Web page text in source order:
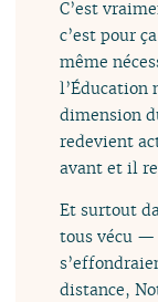
C’est
c’est pour
même
l’Éducation
dimension
redevient
avant et il
Et surtout
tous vécu —
distance,